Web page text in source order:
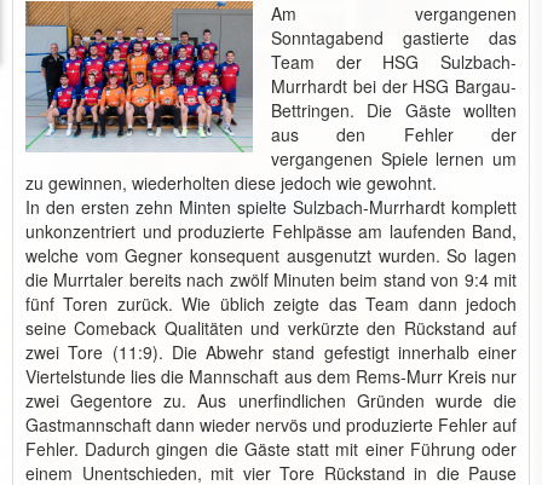
Am vergangenen
Sonntagabend gastierte das
Team der HSG Sulzbach-
Murrhardt bei der HSG Bargau-
Bettringen. Die Gäste wollten
aus den Fehler der
vergangenen Spiele lernen um
zu gewinnen, wiederholten diese jedoch wie gewohnt.
In den ersten zehn Minten spielte Sulzbach-Murrhardt komplett
unkonzentriert und produzierte Fehlpässe am laufenden Band,
welche vom Gegner konsequent ausgenutzt wurden. So lagen
die Murrtaler bereits nach zwölf Minuten beim stand von 9:4 mit
fünf Toren zurück. Wie üblich zeigte das Team dann jedoch
seine Comeback Qualitäten und verkürzte den Rückstand auf
zwei Tore (11:9). Die Abwehr stand gefestigt innerhalb einer
Viertelstunde lies die Mannschaft aus dem Rems-Murr Kreis nur
zwei Gegentore zu. Aus unerfindlichen Gründen wurde die
Gastmannschaft dann wieder nervös und produzierte Fehler auf
Fehler. Dadurch gingen die Gäste statt mit einer Führung oder
einem Unentschieden, mit vier Tore Rückstand in die Pause